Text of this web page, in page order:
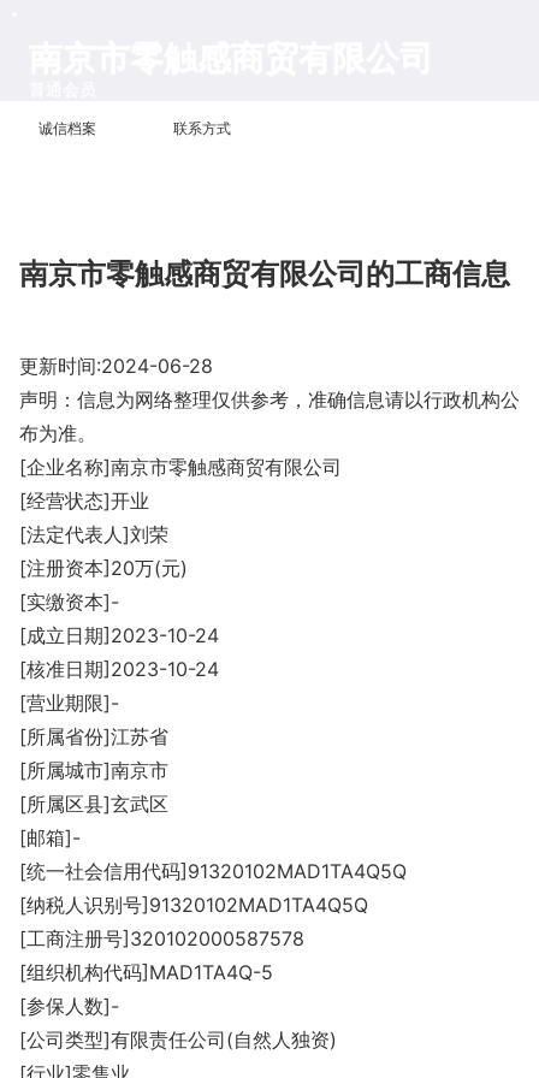
南京市零触感商贸有限公司的工商信息
更新时间:2024-06-28
声明：信息为网络整理仅供参考，准确信息请以行政机构公
布为准。
[企业名称]南京市零触感商贸有限公司
[经营状态]开业
[法定代表人]刘荣
[注册资本]20万(元)
[实缴资本]-
[成立日期]2023-10-24
[核准日期]2023-10-24
[营业期限]-
[所属省份]江苏省
[所属城市]南京市
[所属区县]玄武区
[邮箱]-
[统一社会信用代码]91320102MAD1TA4Q5Q
[纳税人识别号]91320102MAD1TA4Q5Q
[工商注册号]320102000587578
[组织机构代码]MAD1TA4Q-5
[参保人数]-
[公司类型]有限责任公司(自然人独资)
[行业]零售业